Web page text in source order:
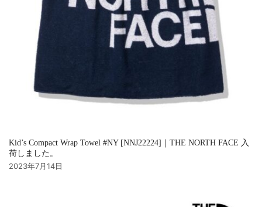
Kid’s Compact Wrap Towel #NY [NNJ22224]｜THE NORTH FACE 入
荷しました。
2023年7月14日